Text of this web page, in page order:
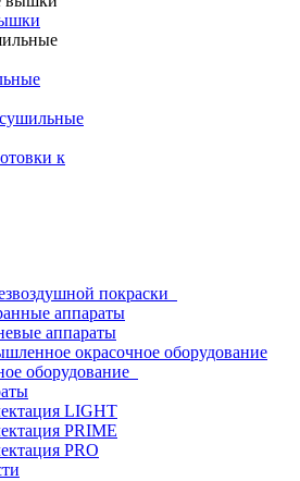
к
покраски
аппараты
аппараты
окрасочное оборудование
оборудование
LIGHT
PRIME
PRO